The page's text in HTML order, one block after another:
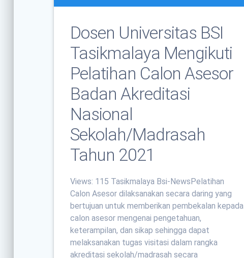
Dosen Universitas BSI
Tasikmalaya Mengikuti
Pelatihan Calon Asesor
Badan Akreditasi
Nasional
Sekolah/Madrasah
Tahun 2021
Views: 115 Tasikmalaya Bsi-NewsPelatihan
Calon Asesor dilaksanakan secara daring yang
bertujuan untuk memberikan pembekalan kepada
calon asesor mengenai pengetahuan,
keterampilan, dan sikap sehingga dapat
melaksanakan tugas visitasi dalam rangka
akreditasi sekolah/madrasah secara